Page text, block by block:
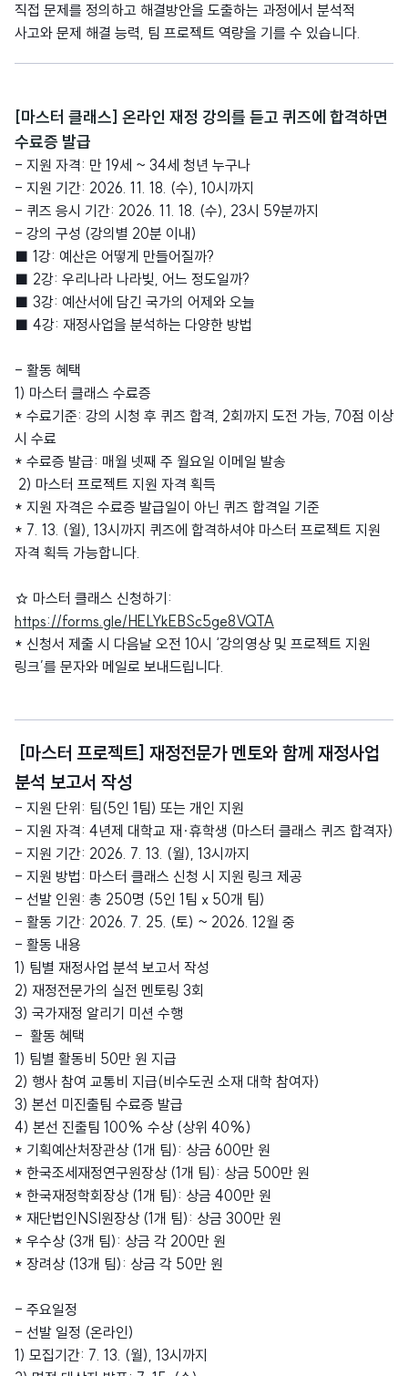
직접 문제를 정의하고 해결방안을 도출하는 과정에서 분석적
사고와 문제 해결 능력, 팀 프로젝트 역량을 기를 수 있습니다.
[마스터 클래스] 온라인 재정 강의를 듣고 퀴즈에 합격하면
수료증 발급
- 지원 자격: 만 19세 ~ 34세 청년 누구나
- 지원 기간: 2026. 11. 18. (수), 10시까지
- 퀴즈 응시 기간: 2026. 11. 18. (수), 23시 59분까지
- 강의 구성 (강의별 20분 이내)
■ 1강: 예산은 어떻게 만들어질까?
■ 2강: 우리나라 나라빚, 어느 정도일까?
■ 3강: 예산서에 담긴 국가의 어제와 오늘
■ 4강: 재정사업을 분석하는 다양한 방법
- 활동 혜택
1) 마스터 클래스 수료증
* 수료기준: 강의 시청 후 퀴즈 합격, 2회까지 도전 가능, 70점 이상
시 수료
* 수료증 발급: 매월 넷째 주 월요일 이메일 발송
2) 마스터 프로젝트 지원 자격 획득
* 지원 자격은 수료증 발급일이 아닌 퀴즈 합격일 기준
* 7. 13. (월), 13시까지 퀴즈에 합격하셔야 마스터 프로젝트 지원
자격 획득 가능합니다.
☆ 마스터 클래스 신청하기:
https://forms.gle/HELYkEBSc5ge8VQTA
* 신청서 제출 시 다음날 오전 10시 ‘강의영상 및 프로젝트 지원
링크’를 문자와 메일로 보내드립니다.
[마스터 프로젝트] 재정전문가 멘토와 함께 재정사업
분석 보고서 작성
- 지원 단위: 팀(5인 1팀) 또는 개인 지원
- 지원 자격: 4년제 대학교 재∙휴학생 (마스터 클래스 퀴즈 합격자)
- 지원 기간: 2026. 7. 13. (월), 13시까지
- 지원 방법: 마스터 클래스 신청 시 지원 링크 제공
- 선발 인원: 총 250명 (5인 1팀 x 50개 팀)
- 활동 기간: 2026. 7. 25. (토) ~ 2026. 12월 중
- 활동 내용
1) 팀별 재정사업 분석 보고서 작성
2) 재정전문가의 실전 멘토링 3회
3) 국가재정 알리기 미션 수행
- 활동 혜택
1) 팀별 활동비 50만 원 지급
2) 행사 참여 교통비 지급(비수도권 소재 대학 참여자)
3) 본선 미진출팀 수료증 발급
4) 본선 진출팀 100% 수상 (상위 40%)
* 기획예산처장관상 (1개 팀): 상금 600만 원
* 한국조세재정연구원장상 (1개 팀): 상금 500만 원
* 한국재정학회장상 (1개 팀): 상금 400만 원
* 재단법인NSI원장상 (1개 팀): 상금 300만 원
* 우수상 (3개 팀): 상금 각 200만 원
* 장려상 (13개 팀): 상금 각 50만 원
- 주요일정
- 선발 일정 (온라인)
1) 모집기간: 7. 13. (월), 13시까지